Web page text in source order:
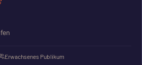
Erwachsenes Publikum